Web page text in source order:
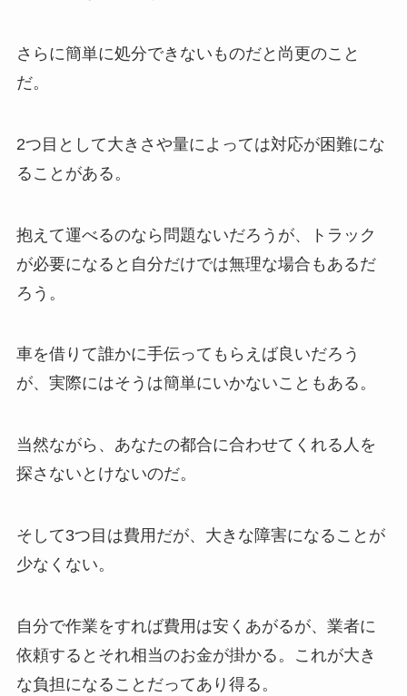
さらに簡単に処分できないものだと尚更のこと
だ。
2つ目として大きさや量によっては対応が困難にな
ることがある。
抱えて運べるのなら問題ないだろうが、トラック
が必要になると自分だけでは無理な場合もあるだ
ろう。
車を借りて誰かに手伝ってもらえば良いだろう
が、実際にはそうは簡単にいかないこともある。
当然ながら、あなたの都合に合わせてくれる人を
探さないとけないのだ。
そして3つ目は費用だが、大きな障害になることが
少なくない。
自分で作業をすれば費用は安くあがるが、業者に
依頼するとそれ相当のお金が掛かる。これが大き
な負担になることだってあり得る。